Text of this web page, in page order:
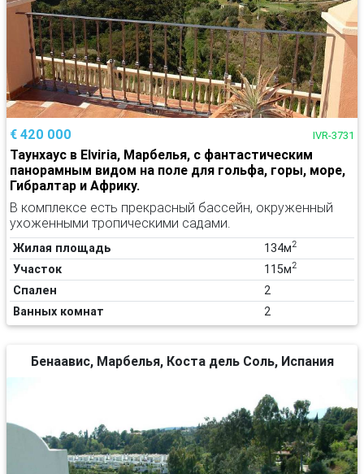
€ 420 000 IVR-3731
Таунхаус в Elviria, Марбелья, с фантастическим
панорамным видом на поле для гольфа, горы, море,
Гибралтар и Африку.
В комплексе есть прекрасный бассейн, окруженный
ухоженными тропическими садами.
Жилая площадь 134м2
Участок 115м2
Спален
2
Ванных комнат
2
Бенаавис, Марбелья, Коста дель Соль, Испания